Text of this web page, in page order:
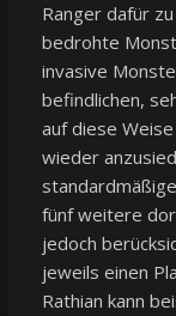
Ranger dafür
bedrohte
invasive
befindlichen,
auf diese
wieder
fünf weitere
jedoch
jeweils einen
Rathian kann